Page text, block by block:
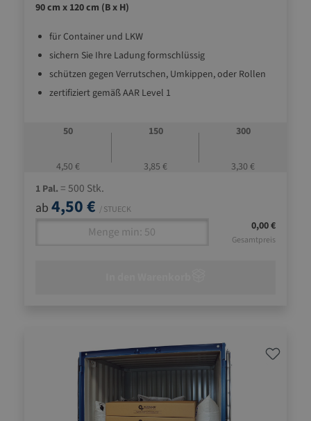
90 cm x 120 cm (B x H)
für Container und LKW
sichern Sie Ihre Ladung formschlüssig
schützen gegen Verrutschen, Umkippen, oder Rollen
zertifiziert gemäß AAR Level 1
bedruckt mit Anwendungshinweisen und maximalen
50
4,50 €
150
3,85 €
300
3,30 €
1 Pal. = 500 Stk.
ab 4,50 € / STUECK
0,00 €
Gesamtpreis